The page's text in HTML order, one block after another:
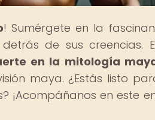
! Sumérgete en la
de sus creencias.
en la mitología
maya. ¿Estás listo
¡Acompáñanos en este